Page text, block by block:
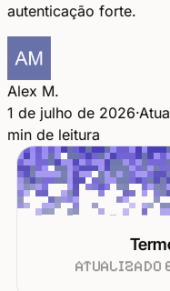
autenticação forte.
Alex M.
1 de julho de 2026·
min de leitura
ATUALIZADO